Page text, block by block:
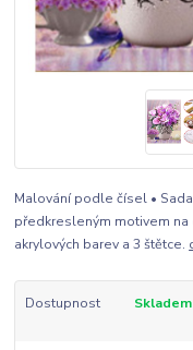
Malování podle čísel •
předkresleným motivem na
akrylových barev a 3 štětce.
Dostupnost Skladem